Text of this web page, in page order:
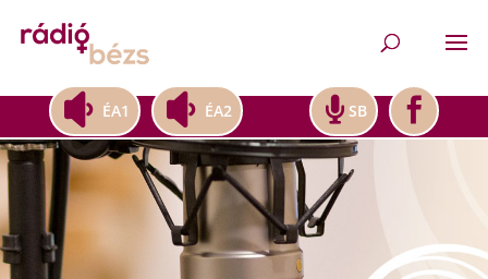
ÉA1 ÉA2 SB